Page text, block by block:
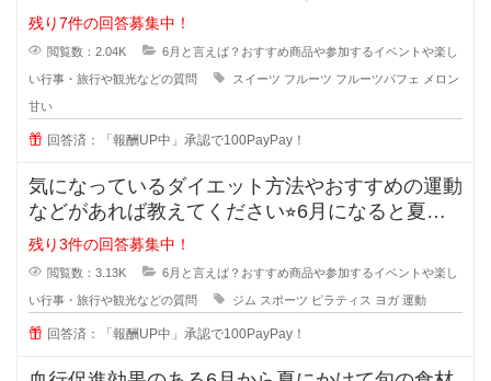
たものを食べたく
残り7件の回答募集中！
閲覧数：2.04K 6月と言えば？おすすめ商品や参加するイベントや楽し
い行事・旅行や観光などの質問 スイーツ フルーツ フルーツパフェ メロン
甘い
回答済：「報酬UP中」承認で100PayPay！
気になっているダイエット方法やおすすめの運動
などがあれば教えてください⭐︎6月になると夏直
前！とダイエット
残り3件の回答募集中！
閲覧数：3.13K 6月と言えば？おすすめ商品や参加するイベントや楽し
い行事・旅行や観光などの質問 ジム スポーツ ピラティス ヨガ 運動
回答済：「報酬UP中」承認で100PayPay！